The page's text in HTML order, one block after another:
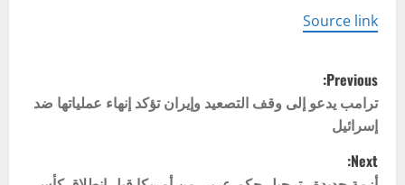
Source link
P
o
s
Previous:
ترامب يدعو إلى وقف التصعيد وإيران تؤكد إنهاء عملياتها ضد
إسرائيل
Next: